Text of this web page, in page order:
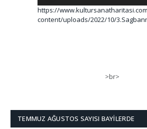
https://
content/uploads/2022/10/
>br>
TEMMUZ AĞUSTOS SAYISI BAYILERDE